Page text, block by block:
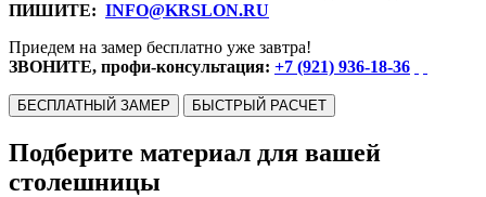
ПИШИТЕ: INFO@KRSLON.RU
Приедем на замер бесплатно уже завтра!
ЗВОНИТЕ, профи-консультация: +7 (921) 936-18-36
БЕСПЛАТНЫЙ ЗАМЕР БЫСТРЫЙ РАСЧЕТ
Подберите материал для вашей
столешницы